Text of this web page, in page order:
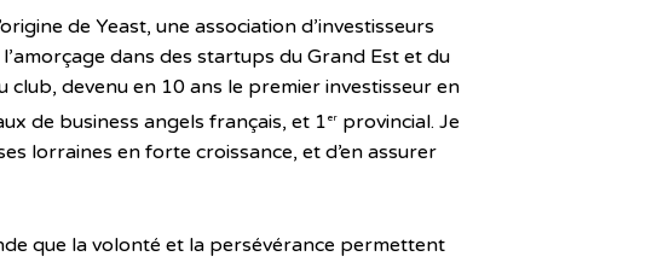
de Yeast, une association d’investisseurs
dans des startups du Grand Est et du
club, devenu en 10 ans le premier investisseur en
de business angels français, et 1 er provincial. Je
lorraines en forte croissance, et d’en assurer
que la volonté et la persévérance permettent